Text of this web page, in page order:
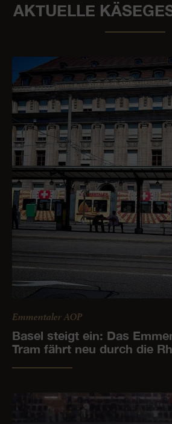
AKTUELLE
Emmentaler AOP
Basel steigt ein: Das
Tram fährt neu durch die